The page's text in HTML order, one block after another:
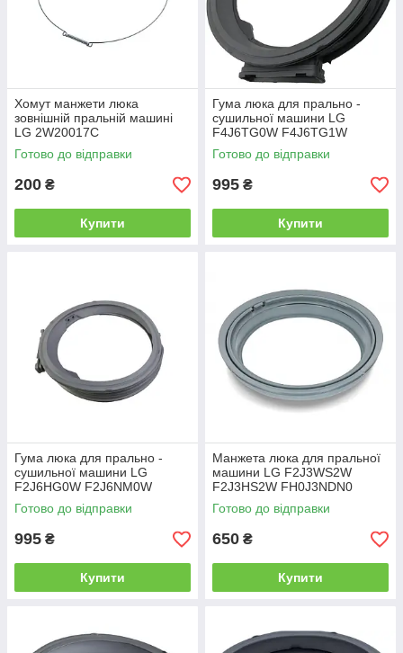
Хомут манжети люка
зовнішній пральній машині
LG 2W20017C
Готово до відправки
200 ₴
Купити
Гума люка для прально -
сушильної машини LG
F4J6TG0W F4J6TG1W
Готово до відправки
995 ₴
Купити
Гума люка для прально -
сушильної машини LG
F2J6HG0W F2J6NM0W
Готово до відправки
995 ₴
Купити
Манжета люка для пральної
машини LG F2J3WS2W
F2J3HS2W FH0J3NDN0
F2J3HS8J
Готово до відправки
650 ₴
Купити